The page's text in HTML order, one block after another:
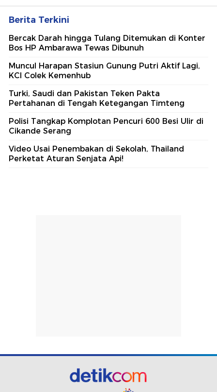
Berita Terkini
Bercak Darah hingga Tulang Ditemukan di Konter
Bos HP Ambarawa Tewas Dibunuh
Muncul Harapan Stasiun Gunung Putri Aktif Lagi,
KCI Colek Kemenhub
Turki, Saudi dan Pakistan Teken Pakta
Pertahanan di Tengah Ketegangan Timteng
Polisi Tangkap Komplotan Pencuri 600 Besi Ulir di
Cikande Serang
Video Usai Penembakan di Sekolah, Thailand
Perketat Aturan Senjata Api!